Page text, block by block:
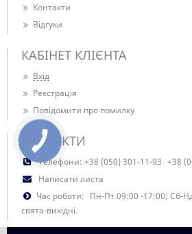
Контакти
Відгуки
КАБІНЕТ КЛІЄНТА
Вхід
Реєстрація
Повідомити про помилку
КОНТАКТИ
Телефони: +38 (050) 301-11-93 +38
Написати листа
Час роботи: Пн-Пт 09:00 -17:00; Сб-
свята-вихідні.